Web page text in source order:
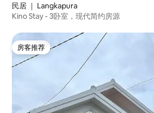
民居 ｜ Langkapura
Kino Stay - 3卧室，现代简约房源
房客推荐
房客推荐